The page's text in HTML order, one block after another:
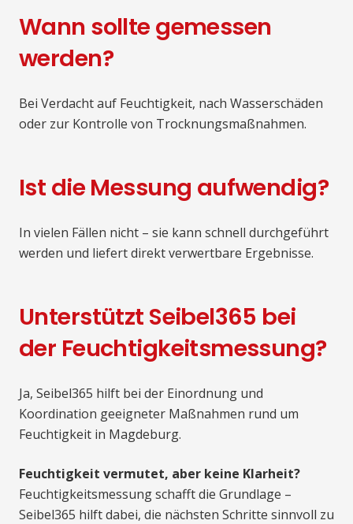
Wann sollte gemessen
werden?
Bei Verdacht auf Feuchtigkeit, nach Wasserschäden
oder zur Kontrolle von Trocknungsmaßnahmen.
Ist die Messung aufwendig?
In vielen Fällen nicht – sie kann schnell durchgeführt
werden und liefert direkt verwertbare Ergebnisse.
Unterstützt Seibel365 bei
der Feuchtigkeitsmessung?
Ja, Seibel365 hilft bei der Einordnung und
Koordination geeigneter Maßnahmen rund um
Feuchtigkeit in Magdeburg.
Feuchtigkeit vermutet, aber keine Klarheit?
Feuchtigkeitsmessung schafft die Grundlage –
Seibel365 hilft dabei, die nächsten Schritte sinnvoll zu